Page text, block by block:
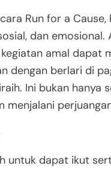
Run for a
dan emosional.
amal dapat
dengan berlari di
Ini bukan hanya
menjalani
untuk dapat ikut